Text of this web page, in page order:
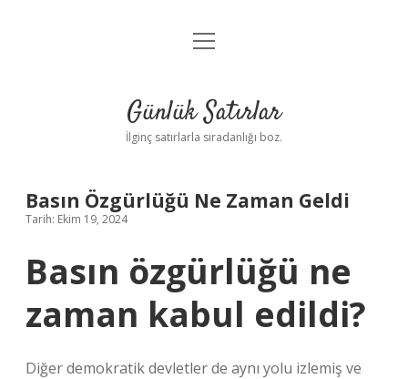
Anasayfa
Yasal Uyarı
menüyü
Günlük Satırlar
İlginç satırlarla sıradanlığı boz.
Basın Özgürlüğü Ne Zaman Geldi
Tarih: Ekim 19, 2024
Basın özgürlüğü ne
zaman kabul edildi?
Diğer demokratik devletler de aynı yolu izlemiş ve